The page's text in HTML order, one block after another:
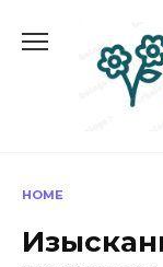
содержанию
HOME